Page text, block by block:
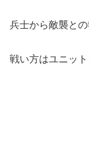
兵士から敵襲との
戦い方はユニッ